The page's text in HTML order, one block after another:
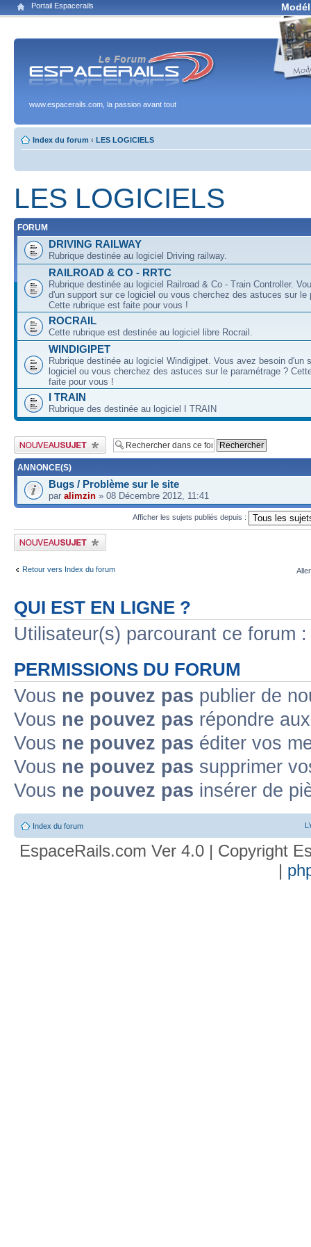
Portail Espacerails
www.espacerails.com, la passion avant tout
Index du forum ‹ LES LOGICIELS
LES LOGICIELS
FORUM
DRIVING RAILWAY
Rubrique destinée au logiciel Driving railway.
RAILROAD & CO - RRTC
Rubrique destinée au logiciel Railroad & Co - Train Controller.
d'un support sur ce logiciel ou vous cherchez des astuces sur le
Cette rubrique est faite pour vous !
ROCRAIL
Cette rubrique est destinée au logiciel libre Rocrail.
WINDIGIPET
Rubrique destinée au logiciel Windigipet. Vous avez besoin d'un
logiciel ou vous cherchez des astuces sur le paramétrage ?
faite pour vous !
I TRAIN
Rubrique des destinée au logiciel I TRAIN
Publier un nouveau sujet
ANNONCE(S)
Bugs / Problème sur le site
par alimzin » 08 Décembre 2012, 11:41
Afficher les sujets publiés depuis :
Publier un nouveau sujet
Retour vers Index du forum
QUI EST EN LIGNE ?
Utilisateur(s) parcourant ce forum
PERMISSIONS DU FORUM
Vous ne pouvez pas publier de
Vous ne pouvez pas répondre
Vous ne pouvez pas éditer vos
Vous ne pouvez pas supprimer
Vous ne pouvez pas insérer de
Index du forum
EspaceRails.com Ver 4.0 | Copyright
|